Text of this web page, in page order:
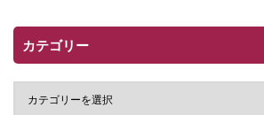
カテゴリー